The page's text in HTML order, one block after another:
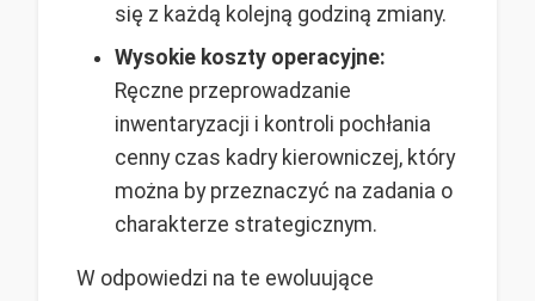
się z każdą kolejną godziną zmiany.
Wysokie koszty operacyjne:
Ręczne przeprowadzanie
inwentaryzacji i kontroli pochłania
cenny czas kadry kierowniczej, który
można by przeznaczyć na zadania o
charakterze strategicznym.
W odpowiedzi na te ewoluujące